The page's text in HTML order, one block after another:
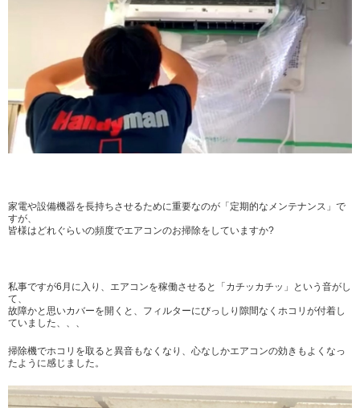
家電や設備機器を長持ちさせるために重要なのが「定期的なメンテナンス」で
すが、
皆様はどれぐらいの頻度でエアコンのお掃除をしていますか?
私事ですが6月に入り、エアコンを稼働させると「カチッカチッ」という音がし
て、
故障かと思いカバーを開くと、フィルターにびっしり隙間なくホコリが付着し
ていました、、、
掃除機でホコリを取ると異音もなくなり、心なしかエアコンの効きもよくなっ
たように感じました。